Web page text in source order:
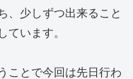
、少しずつ出来ること
ています。
ことで今回は先日行わ